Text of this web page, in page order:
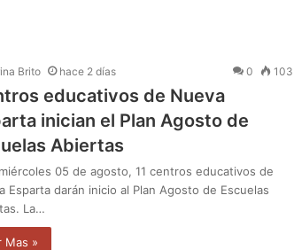
Brito hace 2 días 0 103
educativos de Nueva
inician el Plan Agosto de
Abiertas
05 de agosto, 11 centros educativos de
Esparta darán inicio al Plan Agosto de Escuelas
La…
Mas »